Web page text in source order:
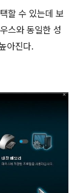
할 수 있는데 보
스와 동일한 성
아진다.